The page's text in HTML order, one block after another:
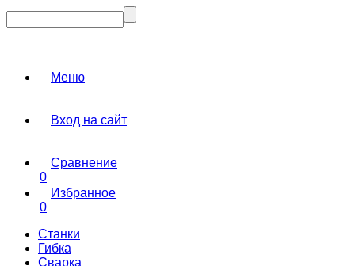
Меню
Вход на сайт
Сравнение
0
Избранное
0
Станки
Гибка
Сварка